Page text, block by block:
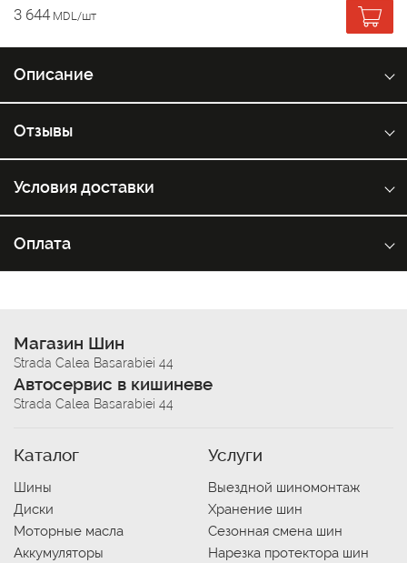
3 644 MDL/шт
Описание
Отзывы
Условия доставки
Оплата
Магазин Шин
Strada Calea Basarabiei 44
Автосервис в кишиневе
Strada Calea Basarabiei 44
Каталог
Шины
Диски
Моторные масла
Аккумуляторы
Услуги
Выездной шиномонтаж
Хранение шин
Сезонная смена шин
Нарезка протектора шин